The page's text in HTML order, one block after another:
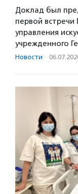
Доклад был
первой
управления
учрежденного
Новости ·